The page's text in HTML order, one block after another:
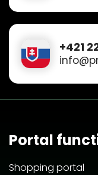
+421
Portal
Shopping portal